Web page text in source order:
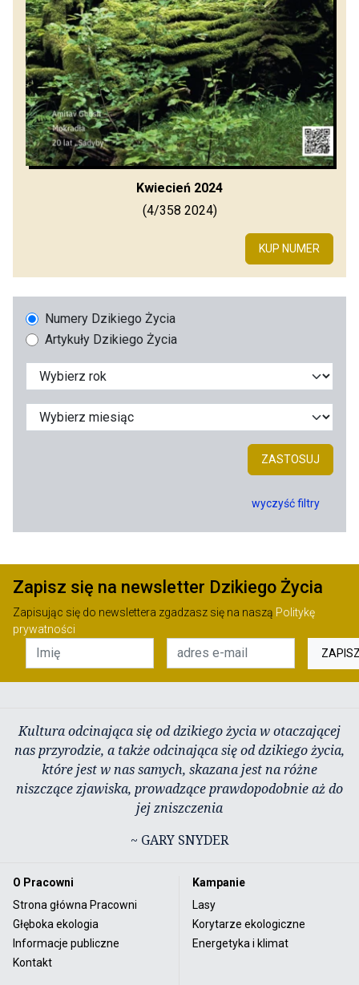
Kwiecień 2024
(4/358 2024)
KUP NUMER
Numery Dzikiego Życia
Artykuły Dzikiego Życia
ZASTOSUJ
wyczyść filtry
Zapisz się na newsletter Dzikiego Życia
Zapisując się do newslettera zgadzasz się na naszą Politykę
prywatności
Kultura odcinająca się od dzikiego życia w otaczającej
nas przyrodzie, a także odcinająca się od dzikiego życia,
które jest w nas samych, skazana jest na różne
niszczące zjawiska, prowadzące prawdopodobnie aż do
jej zniszczenia
~ GARY SNYDER
O Pracowni
Strona główna Pracowni
Głęboka ekologia
Informacje publiczne
Kontakt
Kampanie
Lasy
Korytarze ekologiczne
Energetyka i klimat